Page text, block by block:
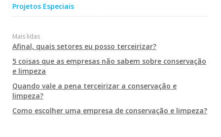
Projetos Especiais
Mais lidas
Afinal, quais setores eu posso terceirizar?
5 coisas que as empresas não sabem sobre conservação
e limpeza
Quando vale a pena terceirizar a conservação e
limpeza?
Como escolher uma empresa de conservação e limpeza?